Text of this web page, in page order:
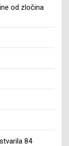
od zločina
84